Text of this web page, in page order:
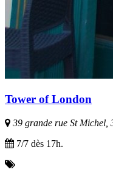
Tower of London
39 grande rue St Michel,
7/7 dès 17h.